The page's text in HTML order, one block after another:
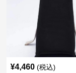
¥4,460 (税込)